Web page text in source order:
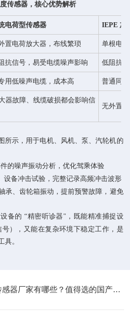
传感器，核心优势解析
电荷型传感器 IEPE 加
置电荷放大器，布线繁琐 单根电
抗信号，易受电缆噪声影响 低阻抗
用低噪声电缆，成本高 普通同
器故障、线缆破损都会影响信
无外置
所示，用于电机、风机、泵、汽轮机的
的噪声振动分析，优化驾乘体验
设备冲击试验，完整记录高频冲击波形
承、齿轮箱振动，提前预警故障，避免
备的 “精密听诊器"，既能精准捕捉设
），又能在复杂环境下稳定工作，是
具。
IEPE振动传感器厂家有哪些？值得选的国产品牌：秦皇岛鑫辰电子